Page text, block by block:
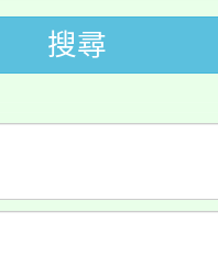
低收入戶
及科技中
習
及科技中
案入校路
育專業人
搜尋